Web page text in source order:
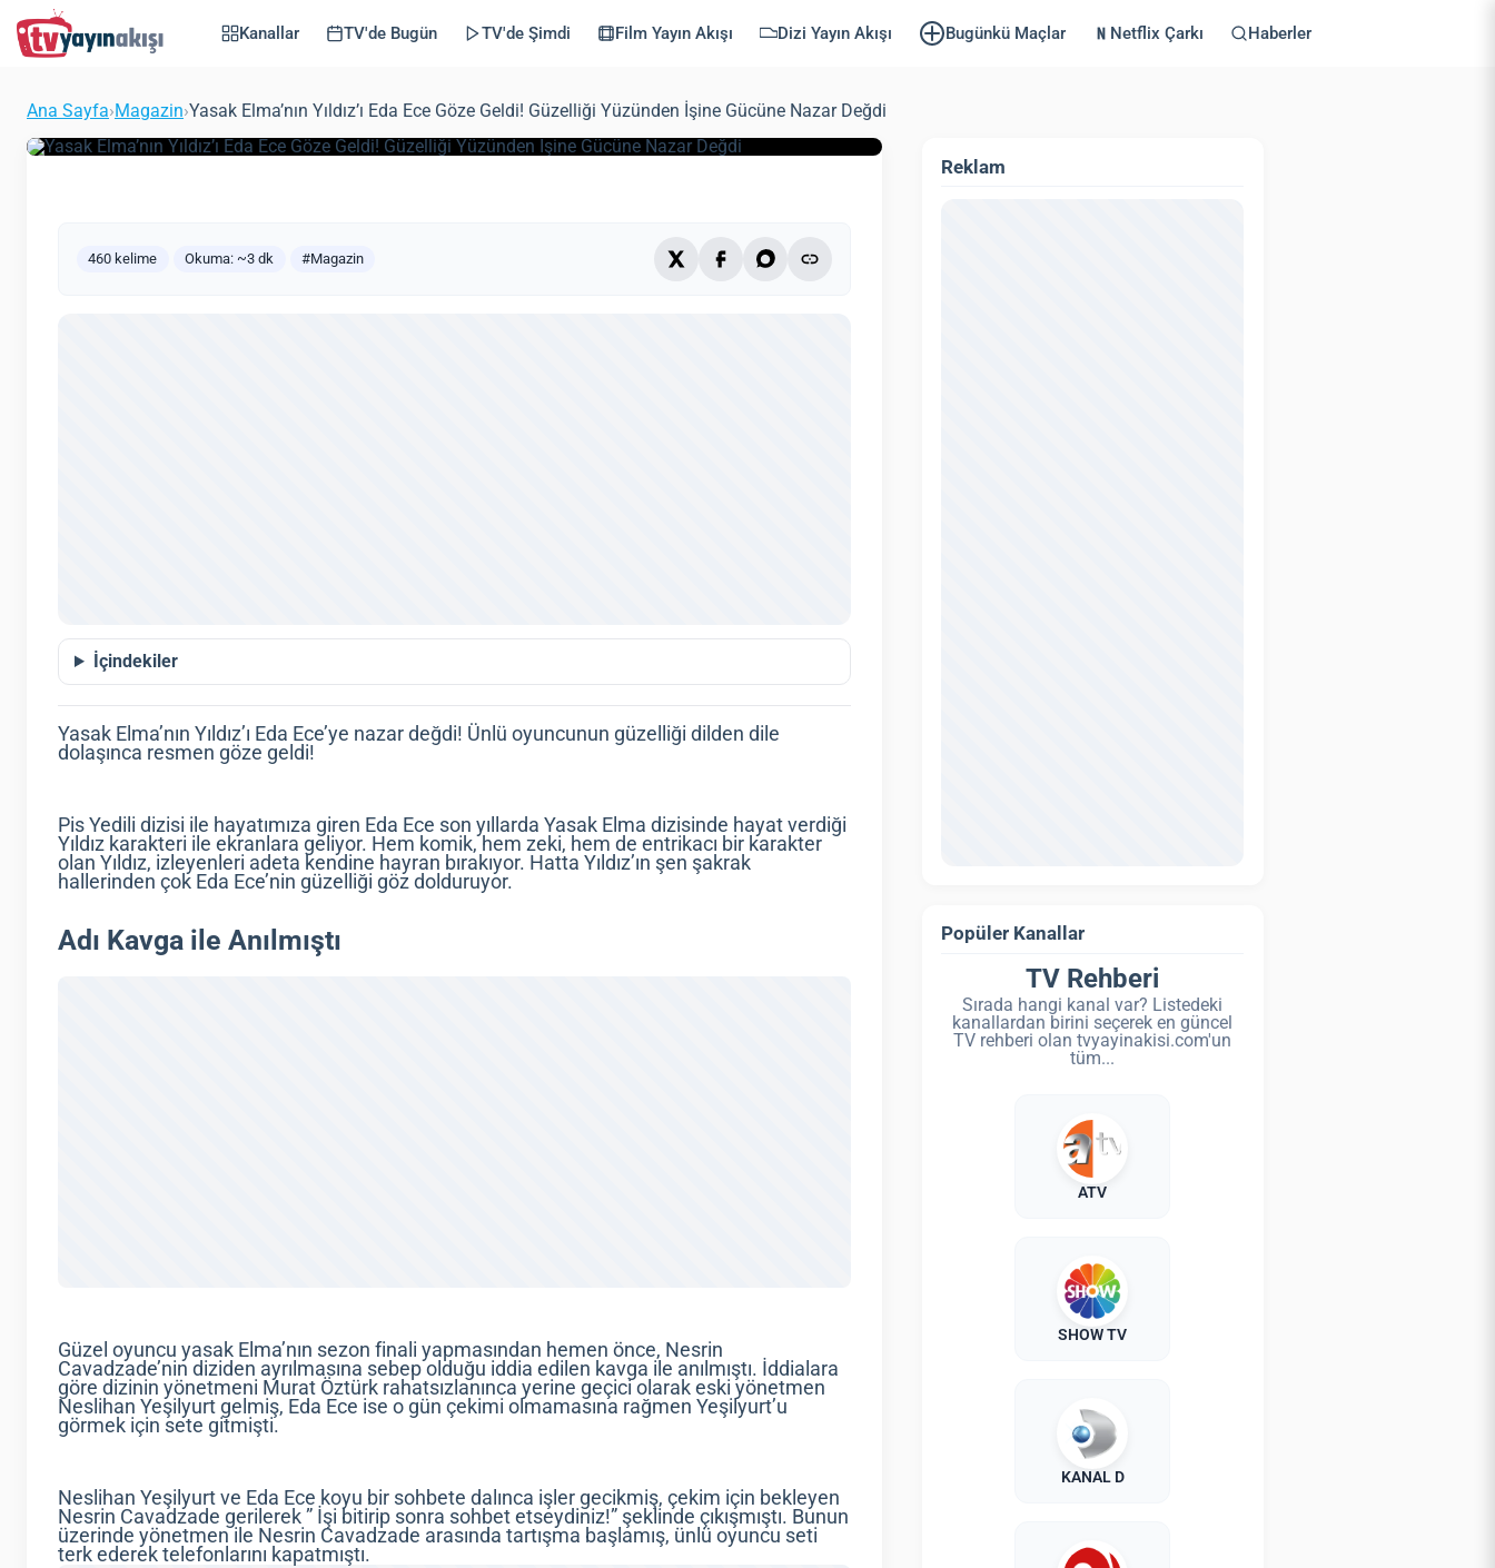
Kanallar TV'de Bugün TV'de Şimdi Film Yayın Akışı Dizi Yayın Akışı Bugünkü Maçlar Netflix Çarkı Haberler
Ana Sayfa›Magazin›Yasak Elma’nın Yıldız’ı Eda Ece Göze Geldi! Güzelliği Yüzünden İşine Gücüne Nazar Değdi
Gücüne Nazar Değdi
Zeynep Öztürk Magazin 22 Haziran 2021(Güncellendi: 3 Ekim 2025) 3 dk
460 kelime Okuma: ~3 dk #Magazin
İçindekiler
Yasak Elma’nın Yıldız’ı Eda Ece’ye nazar değdi! Ünlü oyuncunun güzelliği dilden dile
dolaşınca resmen göze geldi!
Pis Yedili dizisi ile hayatımıza giren Eda Ece son yıllarda Yasak Elma dizisinde hayat verdiği
Yıldız karakteri ile ekranlara geliyor. Hem komik, hem zeki, hem de entrikacı bir karakter
olan Yıldız, izleyenleri adeta kendine hayran bırakıyor. Hatta Yıldız’ın şen şakrak
hallerinden çok Eda Ece’nin güzelliği göz dolduruyor.
Adı Kavga ile Anılmıştı
Güzel oyuncu yasak Elma’nın sezon finali yapmasından hemen önce, Nesrin
Cavadzade’nin diziden ayrılmasına sebep olduğu iddia edilen kavga ile anılmıştı. İddialara
göre dizinin yönetmeni Murat Öztürk rahatsızlanınca yerine geçici olarak eski yönetmen
Neslihan Yeşilyurt gelmiş, Eda Ece ise o gün çekimi olmamasına rağmen Yeşilyurt’u
görmek için sete gitmişti.
Neslihan Yeşilyurt ve Eda Ece koyu bir sohbete dalınca işler gecikmiş, çekim için bekleyen
Nesrin Cavadzade gerilerek ” İşi bitirip sonra sohbet etseydiniz!” şeklinde çıkışmıştı. Bunun
üzerinde yönetmen ile Nesrin Cavadzade arasında tartışma başlamış, ünlü oyuncu seti
terk ederek telefonlarını kapatmıştı.
Reklam
Popüler Kanallar
TV Rehberi
Sırada hangi kanal var? Listedeki
kanallardan birini seçerek en güncel
TV rehberi olan tvyayinakisi.com'un
tüm...
ATV
SHOW TV
KANAL D